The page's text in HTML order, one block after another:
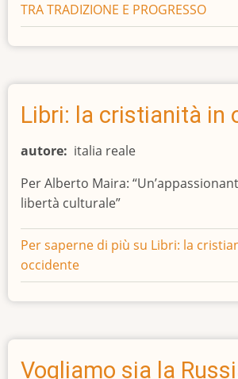
TRA TRADIZIONE E PROGRESSO
Libri: la cristianità in
autore
italia reale
Per Alberto Maira:
libertà culturale”
Per saperne di più su Libri: la
occidente
Vogliamo sia la